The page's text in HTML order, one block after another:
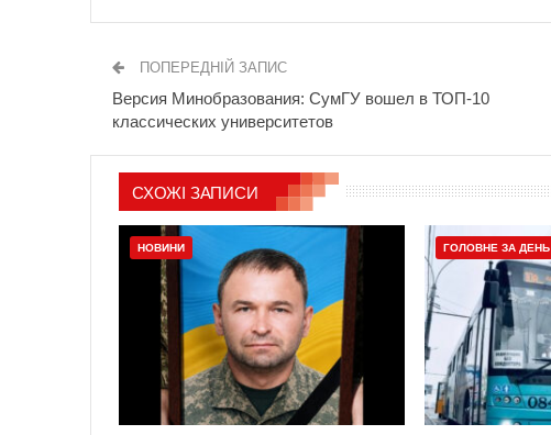
ПОПЕРЕДНІЙ ЗАПИС
Версия Минобразования: СумГУ вошел в ТОП-10
классических университетов
СХОЖІ ЗАПИСИ
НОВИНИ ГОЛОВНЕ ЗА ДЕНЬ